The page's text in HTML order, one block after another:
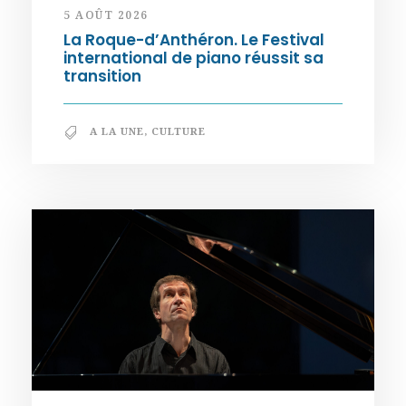
5 AOÛT 2026
La Roque-d’Anthéron. Le Festival
international de piano réussit sa
transition
A LA UNE, CULTURE